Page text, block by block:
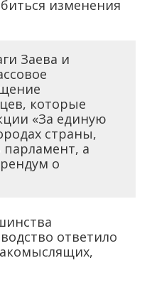
изменения
Заева и
которые
«За единую
страны,
а
о
ответило